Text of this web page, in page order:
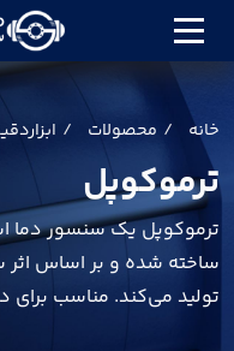
خانه محصولات
ترموکوپل
ترموکوپل یک سنسور دما
ساخته شده و بر اساس اثر
تولید می‌کند. مناسب برای